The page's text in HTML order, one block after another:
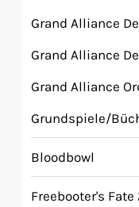
Krimi-Dinner
Living Card Games
Malen/Modellbau
Rollenspiele
Grand Alliance
Grand Alliance
Grand Alliance
Grundspiele/
Bloodbowl
Freebooter's Fate